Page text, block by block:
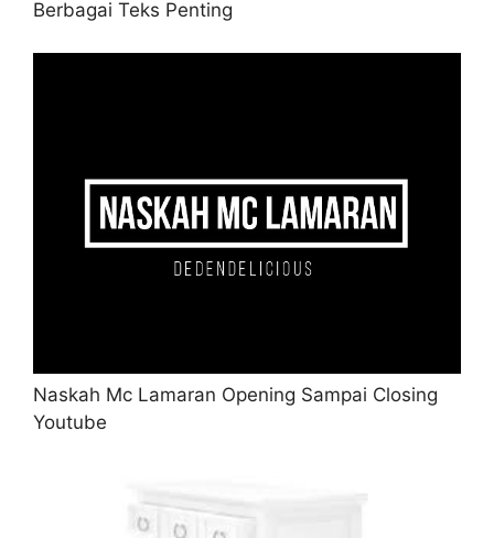
Berbagai Teks Penting
Naskah Mc Lamaran Opening Sampai Closing
Youtube